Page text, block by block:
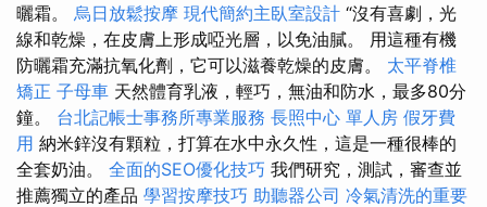
曬霜。 烏日放鬆按摩 現代簡約主臥室設計 “沒有喜劇，光
線和乾燥，在皮膚上形成啞光層，以免油膩。 用這種有機
防曬霜充滿抗氧化劑，它可以滋養乾燥的皮膚。 太平脊椎
矯正 子母車 天然體育乳液，輕巧，無油和防水，最多80分
鐘。 台北記帳士事務所專業服務 長照中心 單人房 假牙費
用 納米鋅沒有顆粒，打算在水中永久性，這是一種很棒的
全套奶油。 全面的SEO優化技巧 我們研究，測試，審查並
推薦獨立的產品 學習按摩技巧 助聽器公司 冷氣清洗的重要